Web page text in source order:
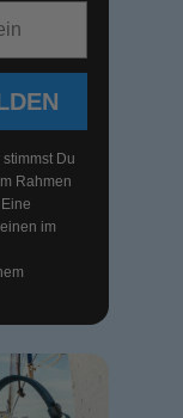
Du
Rahmen
im